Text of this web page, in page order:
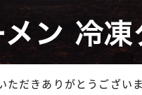
だきありがとうござい